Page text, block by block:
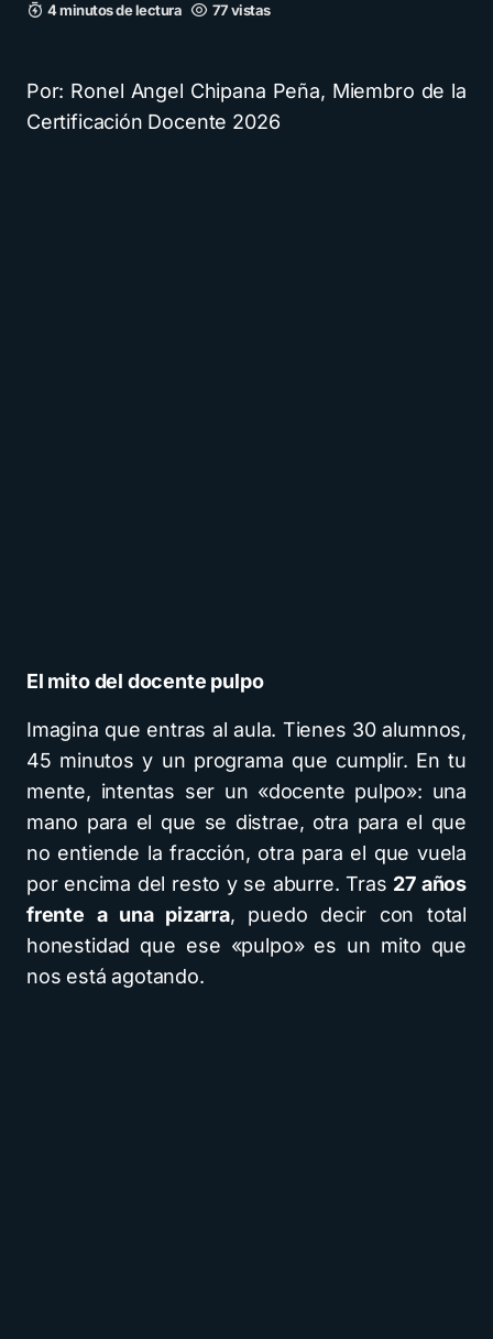
4 minutos de lectura 77 vistas
Por: Ronel Angel Chipana Peña, Miembro de la
Certificación Docente 2026
El mito del docente pulpo
Imagina que entras al aula. Tienes 30 alumnos,
45 minutos y un programa que cumplir. En tu
mente, intentas ser un «docente pulpo»: una
mano para el que se distrae, otra para el que
no entiende la fracción, otra para el que vuela
por encima del resto y se aburre. Tras 27 años
frente a una pizarra, puedo decir con total
honestidad que ese «pulpo» es un mito que
nos está agotando.